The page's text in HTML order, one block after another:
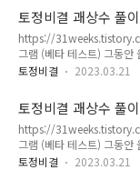
燕語東風 其子和之 – 연
– 귀인래조 재록가득 高朋..
이므로 불완전한 프
복지의) - 토정비결 괘상수
於牧丹 – 구월단풍 승어
생활태평 若非移居 一次
必有喜事 – 신수대길 필유
生不知老 – 요지왕모 생불
최리차월 臨深不溺 登..
토정비결 괘상수 풀
유영지의)
https://
그램 (베타 테스트) 그동안
좀 더 쉽게 토정비결을 볼
이므로 불완전한 프
영지의) - 토정비결 괘상수
前別界 – 육리청산 안전
가도왕성 若非官祿 意外
財帛陳陳 – 도처유재 재백
토정비결 2023.03.21
토정비결 괘상수 풀
지의)
https://
그램 (베타 테스트) 그동안
좀 더 쉽게 토정비결을 볼
토정비결 2023.03.21